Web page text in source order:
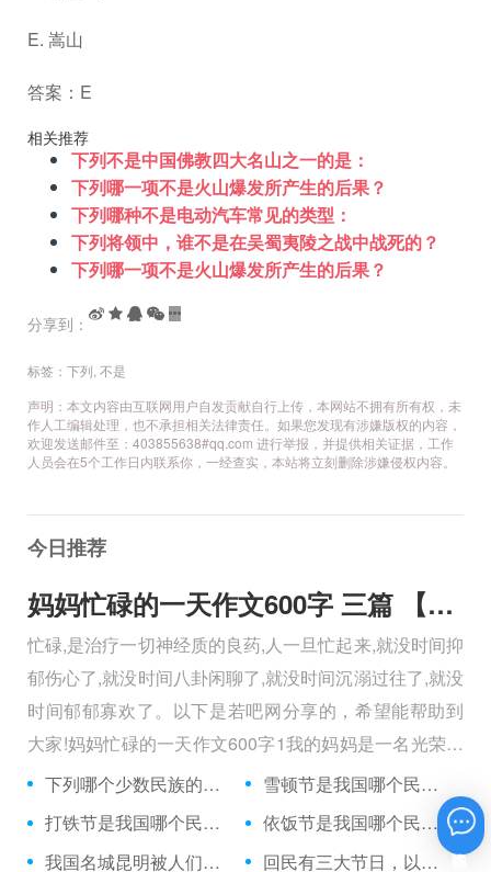
E. 嵩山
答案：E
相关推荐
下列不是中国佛教四大名山之一的是：
下列哪一项不是火山爆发所产生的后果？
下列哪种不是电动汽车常见的类型：
下列将领中，谁不是在吴蜀夷陵之战中战死的？
下列哪一项不是火山爆发所产生的后果？
分享到：
标签： 下列 不是
声明：本文内容由互联网用户自发贡献自行上传，本网站不拥有所有权，未
作人工编辑处理，也不承担相关法律责任。如果您发现有涉嫌版权的内容，
欢迎发送邮件至：403855638#qq.com 进行举报，并提供相关证据，工作
人员会在5个工作日内联系你，一经查实，本站将立刻删除涉嫌侵权内容。
今日推荐
妈妈忙碌的一天作文600字 三篇 【600字】
忙碌,是治疗一切神经质的良药,人一旦忙起来,就没时间抑
郁伤心了,就没时间八卦闲聊了,就没时间沉溺过往了,就没
时间郁郁寡欢了。以下是若吧网分享的，希望能帮助到
大家!妈妈忙碌的一天作文600字1我的妈妈是一名光荣的
人民警察，她总有做不完的事情。
下列哪个少数民族的传统服装不是长袍？
雪顿节是我国哪个民族的重要节日？
打铁节是我国哪个民族的传统节日？
依饭节是我国哪个民族最隆重的节日？
我国名城昆明被人们称什么？
回民有三大节日，以下哪一项不在这三大节日之中？